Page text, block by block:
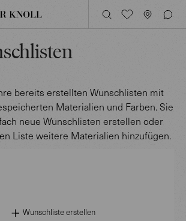
bereits erstellten Wunschlisten mit
Materialien und Farben. Sie
neue Wunschlisten erstellen oder
Liste weitere Materialien hinzufügen.
Wunschliste erstellen